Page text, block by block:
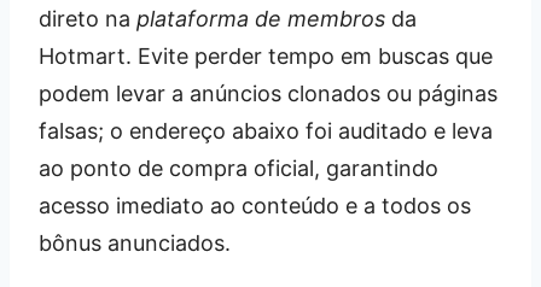
direto na plataforma de membros da
Hotmart. Evite perder tempo em buscas que
podem levar a anúncios clonados ou páginas
falsas; o endereço abaixo foi auditado e leva
ao ponto de compra oficial, garantindo
acesso imediato ao conteúdo e a todos os
bônus anunciados.